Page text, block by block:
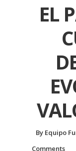
EL
By Equipo
Comments